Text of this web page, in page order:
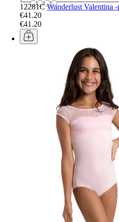
12281C Wanderlust Valentina
€41.20
€41.20